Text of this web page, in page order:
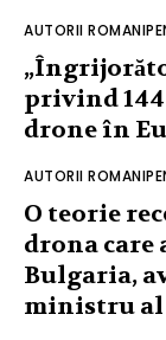
AUTORII
privind
drone în
AUTORII
O teorie
drona care
Bulgaria,
ministru al